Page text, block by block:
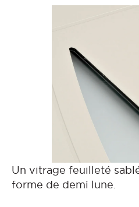
Un vitrage feuilleté
forme de demi lune.